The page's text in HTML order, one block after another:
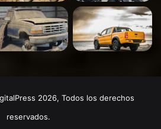
2026, Todos los derechos
reservados.